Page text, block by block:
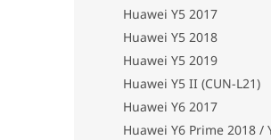
Huawei Y5 2017
Huawei Y5 2018
Huawei Y5 2019
Huawei Y5 II (CUN-L21)
Huawei Y6 2017
Huawei Y6 Prime 2018 /